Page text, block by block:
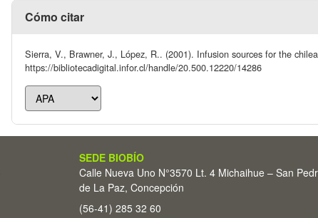
Cómo citar
Sierra, V., Brawner, J., López, R.. (2001). Infusion sources for the
https://bibliotecadigital.infor.cl/handle/20.500.12220/14286
SEDE BIOBÍO
Calle Nueva Uno N°3570 Lt. 4 Michaihue – San
de La Paz, Concepción
(56-41) 285 32 60